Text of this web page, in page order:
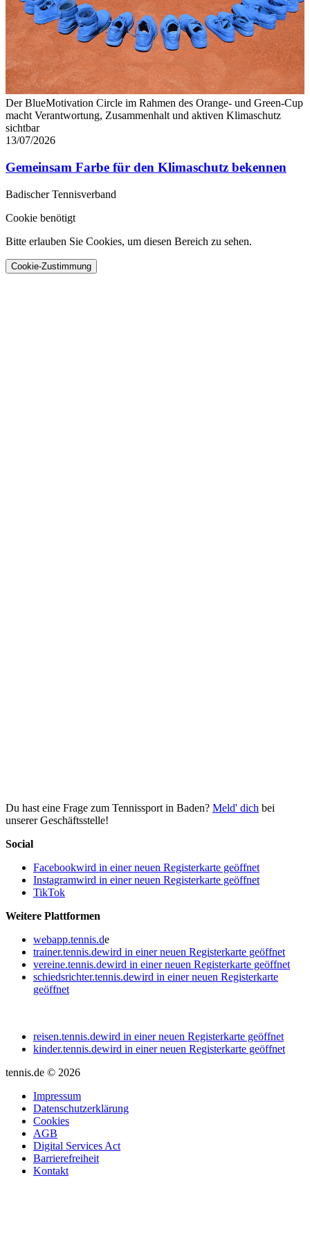
Der BlueMotivation Circle im Rahmen des Orange- und Green-Cup
macht Verantwortung, Zusammenhalt und aktiven Klimaschutz
sichtbar
13/07/2026
Gemeinsam Farbe für den Klimaschutz bekennen
Badischer Tennisverband
Cookie benötigt
Bitte erlauben Sie Cookies, um diesen Bereich zu sehen.
Cookie-Zustimmung
Du hast eine Frage zum Tennissport in Baden? Meld' dich bei
unserer Geschäftsstelle!
Social
Facebookwird in einer neuen Registerkarte geöffnet
Instagramwird in einer neuen Registerkarte geöffnet
TikTok
Weitere Plattformen
webapp.tennis.de
trainer.tennis.dewird in einer neuen Registerkarte geöffnet
vereine.tennis.dewird in einer neuen Registerkarte geöffnet
schiedsrichter.tennis.dewird in einer neuen Registerkarte
geöffnet
reisen.tennis.dewird in einer neuen Registerkarte geöffnet
kinder.tennis.dewird in einer neuen Registerkarte geöffnet
tennis.de © 2026
Impressum
Datenschutzerklärung
Cookies
AGB
Digital Services Act
Barrierefreiheit
Kontakt